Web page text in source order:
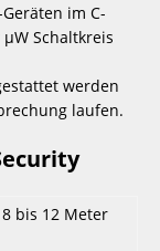
im C-
Schaltkreis
laufen.
8 bis 12 Meter